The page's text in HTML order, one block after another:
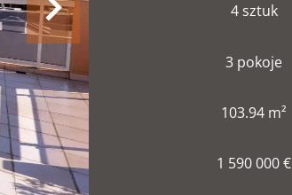
4 sztuk
3 pokoje
103.94 m²
1 590 000 €